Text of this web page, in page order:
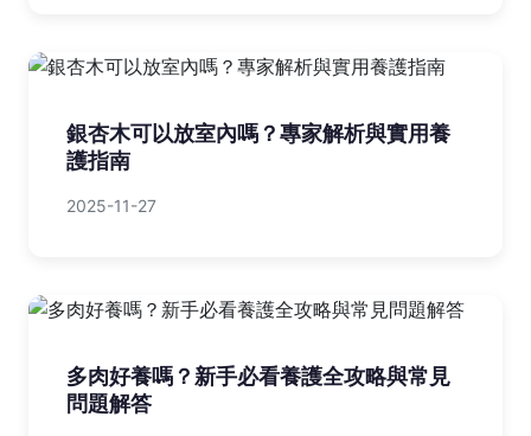
銀杏木可以放室內嗎？專家解析與實用養
護指南
2025-11-27
多肉好養嗎？新手必看養護全攻略與常見
問題解答